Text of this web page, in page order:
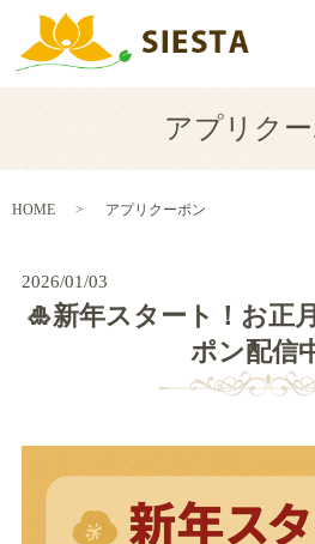
アプリク
HOME アプリクーポン
2026/01/03
🎍新年スタート！お正
ポン配信